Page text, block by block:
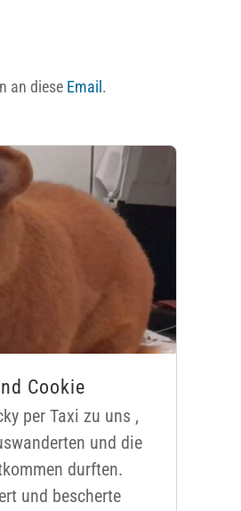
an diese Email .
Cookie
per Taxi zu uns ,
und die
durften.
und bescherte